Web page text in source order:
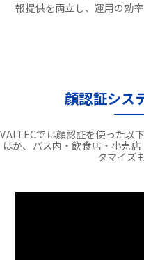
報提供を両立し、運用の効率
顔認証シス
VALTECでは顔認証を使った以
ほか、バス内・飲食店・小売
タマイズ